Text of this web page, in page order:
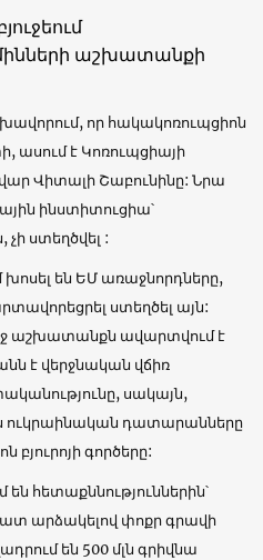
աշխատանքի
որ հակակոռուպցիոն
ասում է Կոռուպցիայի
Վիտալի Շաբունինը: Նրա
ինստիտուցիա՝
ստեղծվել :
են ԵՄ առաջնորդները,
ստեղծել այն:
աշխատանքն ավարտվում է
է վերջնական վճիռ
սակայն,
ուկրաինական դատարանները
բյուրոյի գործերը:
հետաքննություններին՝
արձակելով փոքր գրավի
են 500 մլն գրիվնա